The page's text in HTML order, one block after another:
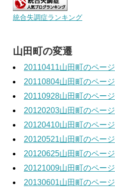
統合失調症ランキング
山田町の変遷
20110411山田町のページ
20110804山田町のページ
20110928山田町のページ
20120203山田町のページ
20120410山田町のページ
20120521山田町のページ
20120625山田町のページ
20121009山田町のページ
20130601山田町のページ